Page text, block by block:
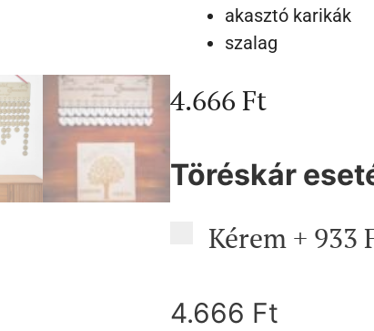
akasztó karikák
szalag
4.666 Ft
Töréskár
Kérem + 933
4.666 Ft